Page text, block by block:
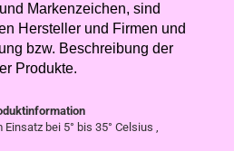
Markenzeichen, sind
Hersteller und Firmen und
bzw. Beschreibung der
Produkte.
bei 5° bis 35° Celsius ,